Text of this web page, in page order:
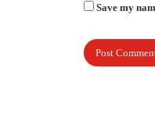
Save my